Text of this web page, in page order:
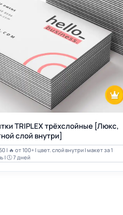
TRIPLEX трёхслойные [Люкс,
слой внутри]
| 🔥 от 100+ | цвет. слой внутри | макет за 1
| 🕔 7 дней